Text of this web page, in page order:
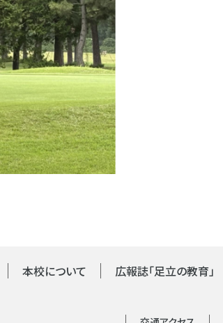
本校について 広報誌「足立の教育」